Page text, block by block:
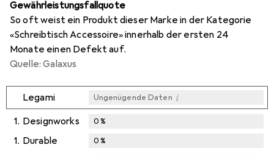
Gewährleistungsfallquote
So oft weist ein Produkt dieser Marke in der Kategorie
«Schreibtisch Accessoire» innerhalb der ersten 24
Monate einen Defekt auf.
Quelle: Galaxus
Legami Ungenügende Daten i
1. Designworks 0%
1. Durable 0%